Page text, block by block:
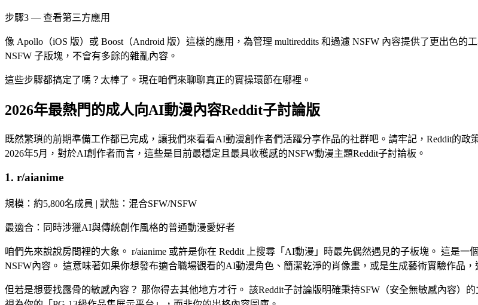
步驟3 — 查看第三方應用
像 Apollo（iOS 版）或 Boost（Android 版）這樣的應用，為管理 multireddits 和過濾 NSFW 內容提供了更出色
NSFW 子版塊，不會有多餘的雜亂內容。
這些步驟都搞定了嗎？太棒了。現在咱們來聊聊真正的實操環節在哪裡。
2026年最熱門的成人向AI動漫內容Reddit子討論版
既然繁瑣的前期準備工作都已完成，讓我們來看看AI動漫創作者們活躍分享作品的社群吧。請牢記，Reddit的
2026年5月，對於AI創作者而言，這些是目前最穩定且最具收穫感的NSFW動漫主題Reddit子討論板。
1. r/aianime
規模：約5,800名成員 | 狀態：混合SFW/NSFW
最適合：同時涉獵AI與傳統創作風格的普通動漫愛好者
咱們先來說說房間裡的大象。 r/aianime 或許是你在 Reddit 上搜尋「AI動漫」時最先偶然遇見的子板塊。 這是
NSFW內容。 這意味著如果你想發布適合職場觀看的AI動漫角色、簡潔乾淨的肖像畫，或是生成藝術實驗作品，
但若是想要找露骨的敏感內容？ 那你得去其他地方才行。 該Reddit子討論版明確秉持SFW（安全無敏感內容）